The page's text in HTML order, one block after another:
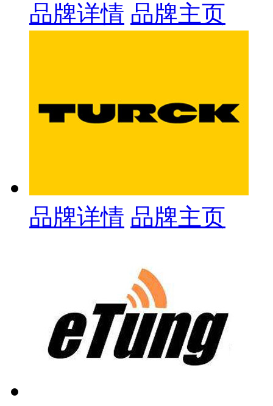
品牌详情 品牌主页
品牌详情 品牌主页